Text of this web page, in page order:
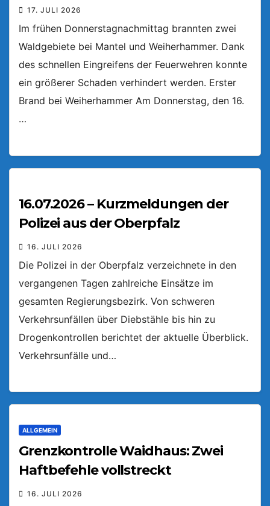
17. JULI 2026
Im frühen Donnerstagnachmittag brannten zwei
Waldgebiete bei Mantel und Weiherhammer. Dank
des schnellen Eingreifens der Feuerwehren konnte
ein größerer Schaden verhindert werden. Erster
Brand bei Weiherhammer Am Donnerstag, den 16.
…
16.07.2026 – Kurzmeldungen der
Polizei aus der Oberpfalz
16. JULI 2026
Die Polizei in der Oberpfalz verzeichnete in den
vergangenen Tagen zahlreiche Einsätze im
gesamten Regierungsbezirk. Von schweren
Verkehrsunfällen über Diebstähle bis hin zu
Drogenkontrollen berichtet der aktuelle Überblick.
Verkehrsunfälle und…
ALLGEMEIN
Grenzkontrolle Waidhaus: Zwei
Haftbefehle vollstreckt
16. JULI 2026